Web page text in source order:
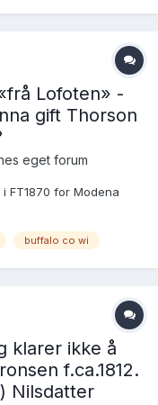
Lofoten» -
gift Thorson
eget forum
FT1870 for Modena
52 wife Anderson,
buffalo co wi
klarer ikke å
f.ca.1812.
Nilsdatter